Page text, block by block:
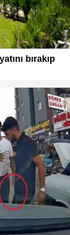
bırakıp